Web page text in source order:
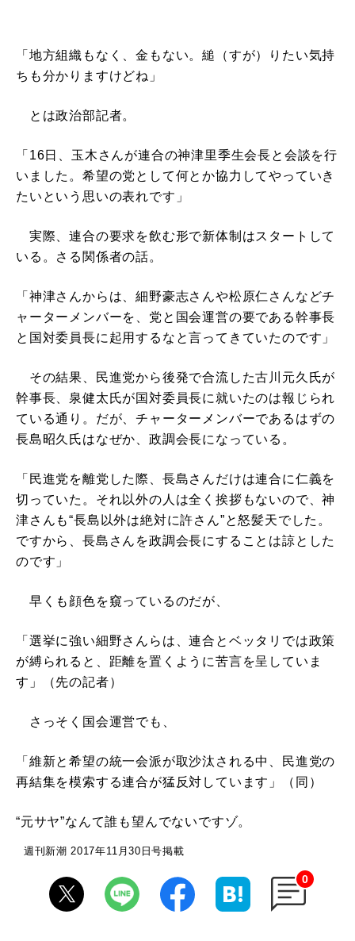
「地方組織もなく、金もない。縋（すが）りたい気持
ちも分かりますけどね」
とは政治部記者。
「16日、玉木さんが連合の神津里季生会長と会談を行
いました。希望の党として何とか協力してやっていき
たいという思いの表れです」
実際、連合の要求を飲む形で新体制はスタートして
いる。さる関係者の話。
「神津さんからは、細野豪志さんや松原仁さんなどチ
ャーターメンバーを、党と国会運営の要である幹事長
と国対委員長に起用するなと言ってきていたのです」
その結果、民進党から後発で合流した古川元久氏が
幹事長、泉健太氏が国対委員長に就いたのは報じられ
ている通り。だが、チャーターメンバーであるはずの
長島昭久氏はなぜか、政調会長になっている。
「民進党を離党した際、長島さんだけは連合に仁義を
切っていた。それ以外の人は全く挨拶もないので、神
津さんも“長島以外は絶対に許さん”と怒髪天でした。
ですから、長島さんを政調会長にすることは諒とした
のです」
早くも顔色を窺っているのだが、
「選挙に強い細野さんらは、連合とベッタリでは政策
が縛られると、距離を置くように苦言を呈していま
す」（先の記者）
さっそく国会運営でも、
「維新と希望の統一会派が取沙汰される中、民進党の
再結集を模索する連合が猛反対しています」（同）
“元サヤ”なんて誰も望んでないですゾ。
週刊新潮 2017年11月30日号掲載
0